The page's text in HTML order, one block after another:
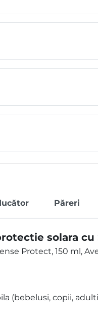
Păreri
solara cu
Protect, 150 ml,
(bebelusi, copii,